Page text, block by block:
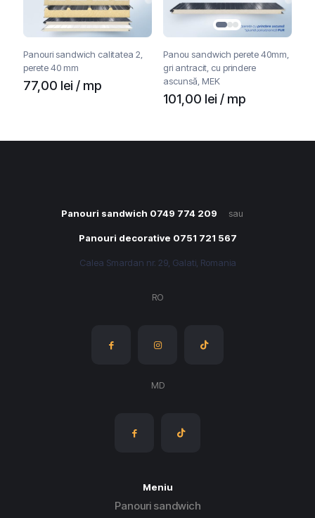
Panouri sandwich calitatea 2,
perete 40 mm
77,00 lei / mp
Panou sandwich perete 40mm,
gri antracit, cu prindere
ascunsă, MEK
101,00 lei / mp
Panouri sandwich 0749 774 209 sau
Panouri decorative 0751 721 567
Calea Smardan nr. 29, Galati, Romania
RO
MD
Meniu
Panouri sandwich